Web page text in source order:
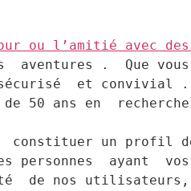
ou l’amitié avec
.  Que vous
et convivial
de 50 ans en
constituer un
personnes  ayant
de nos utilisateurs,